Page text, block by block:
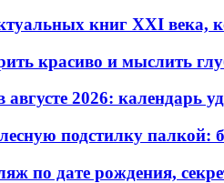
книг XXI века,
красиво и мыслить
2026: календарь
подстилку палкой:
по дате рождения,